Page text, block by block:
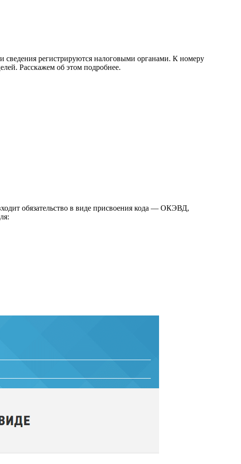
сведения регистрируются налоговыми органами. К номеру
Расскажем об этом подробнее.
обязательство в виде присвоения кода — ОКЭВД,